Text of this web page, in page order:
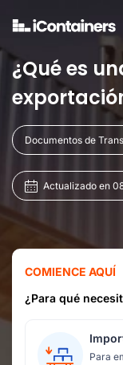
¿Qué es
Documentos de
Actualizado en
COMIENCE AQUÍ
¿Para qué
Para